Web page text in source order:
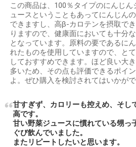
この商品は、100％タイプのにんじ
ュースということもあってにんじん
できますし、高β-カロテンを摂取で
りますので、健康面においても十分
となっています。原料の要であるに
れたものを使用していますので、と
しておすすめできます。ほど良い大
多いため、その点も評価できるポイ
よ。ぜひ購入を検討されてはいかがで
甘すぎず、カロリーも控えめ、そし
高です。
甘い野菜ジュースに慣れている甥っ
ぐび飲んでいました。
またリピートしたいと思います。